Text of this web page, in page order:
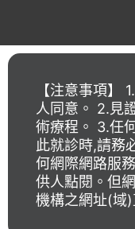
【注意事項】
人同意。 2.見
術療程。 3.任
此就診時,請務
何網際網路服
供人點閱。但
機構之網址(域)